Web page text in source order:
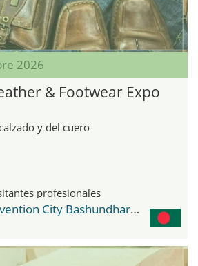
2026
& Footwear Expo
y del cuero
profesionales
International Convention City Bashundhara - ICCB